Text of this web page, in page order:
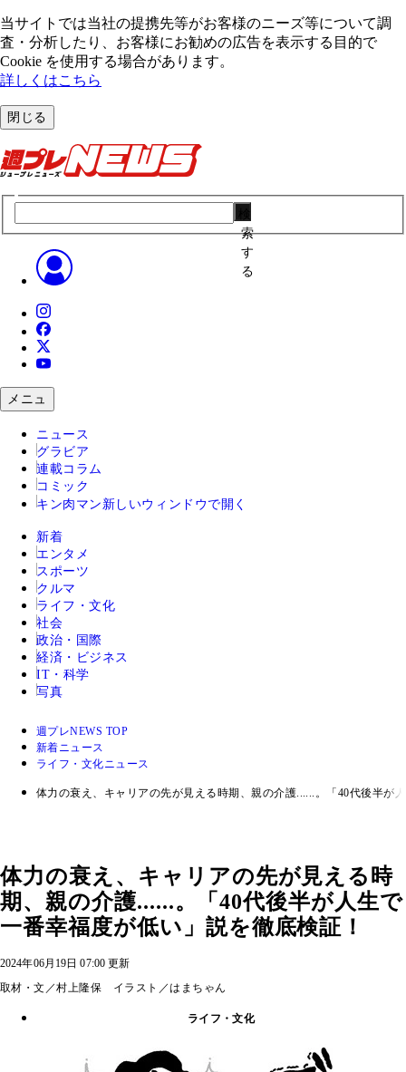
当サイトでは当社の提携先等がお客様のニーズ等について調
査・分析したり、お客様にお勧めの広告を表⽰する⽬的で
Cookie を使⽤する場合があります。
詳しくはこちら
閉じる
索
す
る
メニュ
ニュース
グラビア
連載コラム
コミック
キン肉マン 新しいウィンドウで開く
新着
エンタメ
スポーツ
クルマ
ライフ・文化
社会
政治・国際
経済・ビジネス
IT・科学
写真
週プレNEWS TOP
新着ニュース
ライフ・文化ニュース
体力の衰え、キャリアの先が見える時期、親の介護......。「40代後半が
体力の衰え、キャリアの先が見える時
期、親の介護......。「40代後半が人生で
一番幸福度が低い」説を徹底検証！
2024年06月19日 07:00 更新
取材・文／村上隆保 イラスト／はまちゃん
ライフ・文化